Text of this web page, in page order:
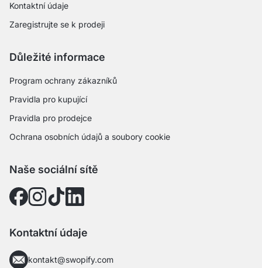
Kontaktní údaje
Zaregistrujte se k prodeji
Důležité informace
Program ochrany zákazníků
Pravidla pro kupující
Pravidla pro prodejce
Ochrana osobních údajů a soubory cookie
Naše sociální sítě
Kontaktní údaje
kontakt@swopify.com